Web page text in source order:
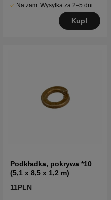
Na zam. Wysyłka za 2–5 dni
Kup!
Podkładka, pokrywa *10
(5,1 x 8,5 x 1,2 m)
11PLN